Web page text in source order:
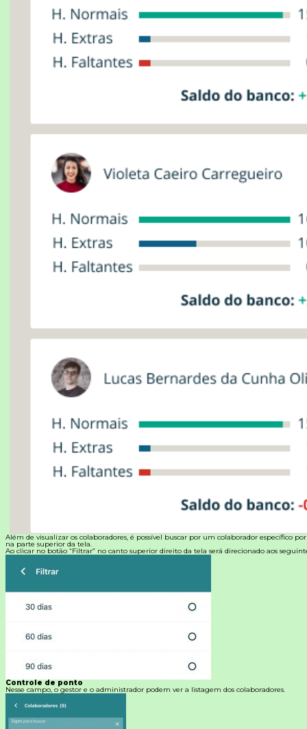
Além de visualizar os colaboradores, é possível buscar por um colaborador específico
na parte superior da tela.
Ao clicar no botão “Filtrar” no canto superior direito da tela será direcionado aos
Controle de ponto
Nesse campo, o gestor e o administrador podem ver a listagem dos colaboradores.